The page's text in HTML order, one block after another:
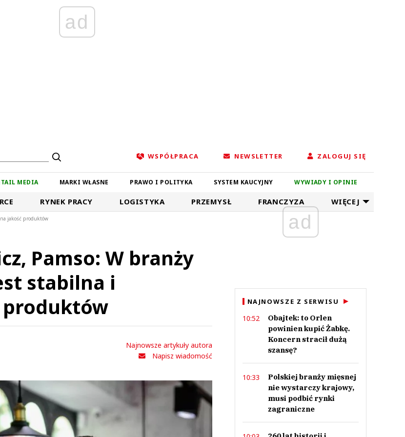
ad
WSPÓŁPRACA NEWSLETTER ZALOGUJ SIĘ
MEDIA MARKI WŁASNE PRAWO I POLITYKA SYSTEM KAUCYJNY WYWIADY I OPINIE
RYNEK PRACY LOGISTYKA PRZEMYSŁ FRANCZYZA WIĘCEJ
jakość produktów
Pamso: W branży
stabilna i
Najnowsze artykuły autora
Napisz wiadomość
ad
NAJNOWSZE Z SERWISU
10:52
Obajtek: to Orlen
powinien kupić Żabkę.
Koncern stracił dużą
szansę?
10:33
Polskiej branży mięsnej
nie wystarczy krajowy,
musi podbić rynki
zagraniczne